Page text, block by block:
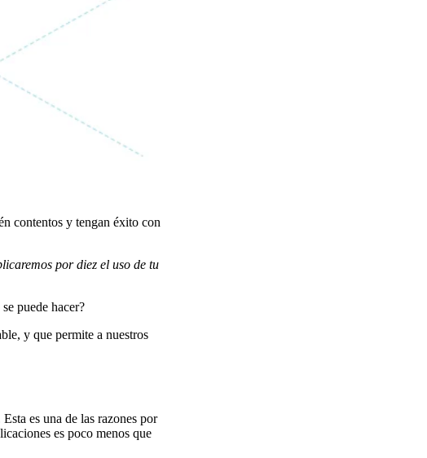
contentos y tengan éxito con
por diez el uso de tu
puede hacer?
y que permite a nuestros
es una de las razones por
es poco menos que